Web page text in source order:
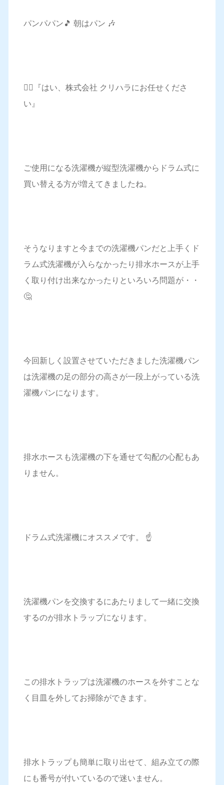
パンパパン🎵 朝はパン 🎶
🙋‍♂️『はい、株式会社 クリハラにお任せくださ
い』
ご使用になる洗濯機が縦型洗濯機からドラム式に
買い替える方が増えてきましたね。
そうなりますと今までの洗濯機パンだと上手くド
ラム式洗濯機が入らなかったり排水ホースが上手
く取り付け出来なかったりといろいろ問題が・・
🤔
今回新しく設置させていただきました洗濯機パン
は洗濯機の足の部分の高さが一段上がっている洗
濯機パンになります。
排水ホースも洗濯機の下を通せて勾配の心配もあ
りません。
ドラム式洗濯機にオススメです。 ☝️
洗濯機パンを交換するにあたりまして一緒に交換
するのが排水トラップになります。
この排水トラップは洗濯機のホースを外すことな
く目皿を外してお掃除ができます。
排水トラップも簡単に取り出せて、組み立ての際
にも番号が付いているので迷いません。